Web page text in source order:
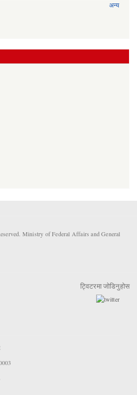
अन्य
Ministry of Federal Affairs and General
ट्विटरमा जोडिनुहोस